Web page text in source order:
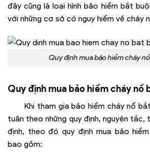
đây cũng là loại hình bảo hiểm bắt
với những cơ sở có nguy hiểm về cháy
Quy định mua bảo hiểm cháy
Quy định mua bảo hiểm cháy nổ
Khi tham gia bảo hiểm cháy nổ
tuân theo những quy định, nguyên
định, theo đó quy định mua bảo
bao gồm: